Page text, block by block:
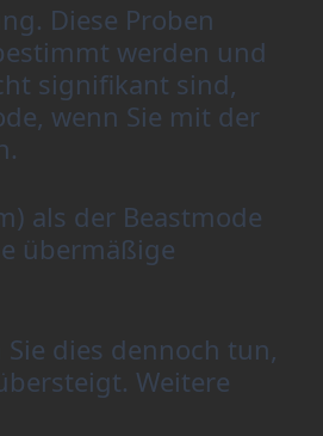
Diese Proben
werden und
signifikant sind,
wenn Sie mit der
als der Beastmode
übermäßige
dies dennoch tun,
Weitere